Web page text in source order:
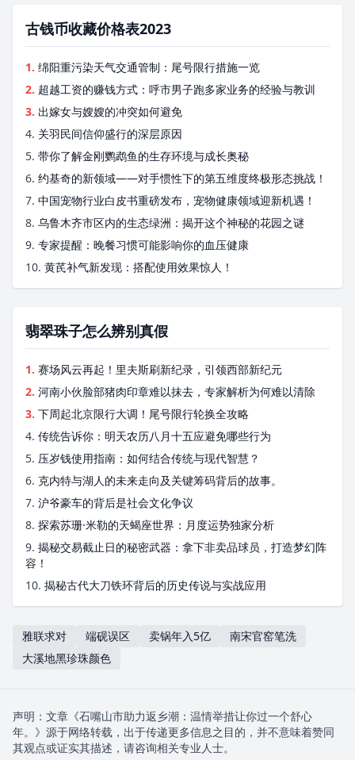
古钱币收藏价格表2023
1. 绵阳重污染天气交通管制：尾号限行措施一览
2. 超越工资的赚钱方式：呼市男子跑多家业务的经验与教训
3. 出嫁女与嫂嫂的冲突如何避免
4. 关羽民间信仰盛行的深层原因
5. 带你了解金刚鹦鹉鱼的生存环境与成长奥秘
6. 约基奇的新领域——对手惯性下的第五维度终极形态挑战！
7. 中国宠物行业白皮书重磅发布，宠物健康领域迎新机遇！
8. 乌鲁木齐市区内的生态绿洲：揭开这个神秘的花园之谜
9. 专家提醒：晚餐习惯可能影响你的血压健康
10. 黄芪补气新发现：搭配使用效果惊人！
翡翠珠子怎么辨别真假
1. 赛场风云再起！里夫斯刷新纪录，引领西部新纪元
2. 河南小伙脸部猪肉印章难以抹去，专家解析为何难以清除
3. 下周起北京限行大调！尾号限行轮换全攻略
4. 传统告诉你：明天农历八月十五应避免哪些行为
5. 压岁钱使用指南：如何结合传统与现代智慧？
6. 克内特与湖人的未来走向及关键筹码背后的故事。
7. 沪爷豪车的背后是社会文化争议
8. 探索苏珊·米勒的天蝎座世界：月度运势独家分析
9. 揭秘交易截止日的秘密武器：拿下非卖品球员，打造梦幻阵
容！
10. 揭秘古代大刀铁环背后的历史传说与实战应用
雅联求对 端砚误区 卖锅年入5亿
南宋官窑笔洗
大溪地黑珍珠颜色
声明：文章《石嘴山市助力返乡潮：温情举措让你过一个舒心
年。》源于网络转载，出于传递更多信息之目的，并不意味着赞同
其观点或证实其描述，请咨询相关专业人士。